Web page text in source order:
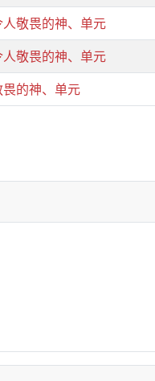
敬畏的神、单元
敬畏的神、单元
的神、单元